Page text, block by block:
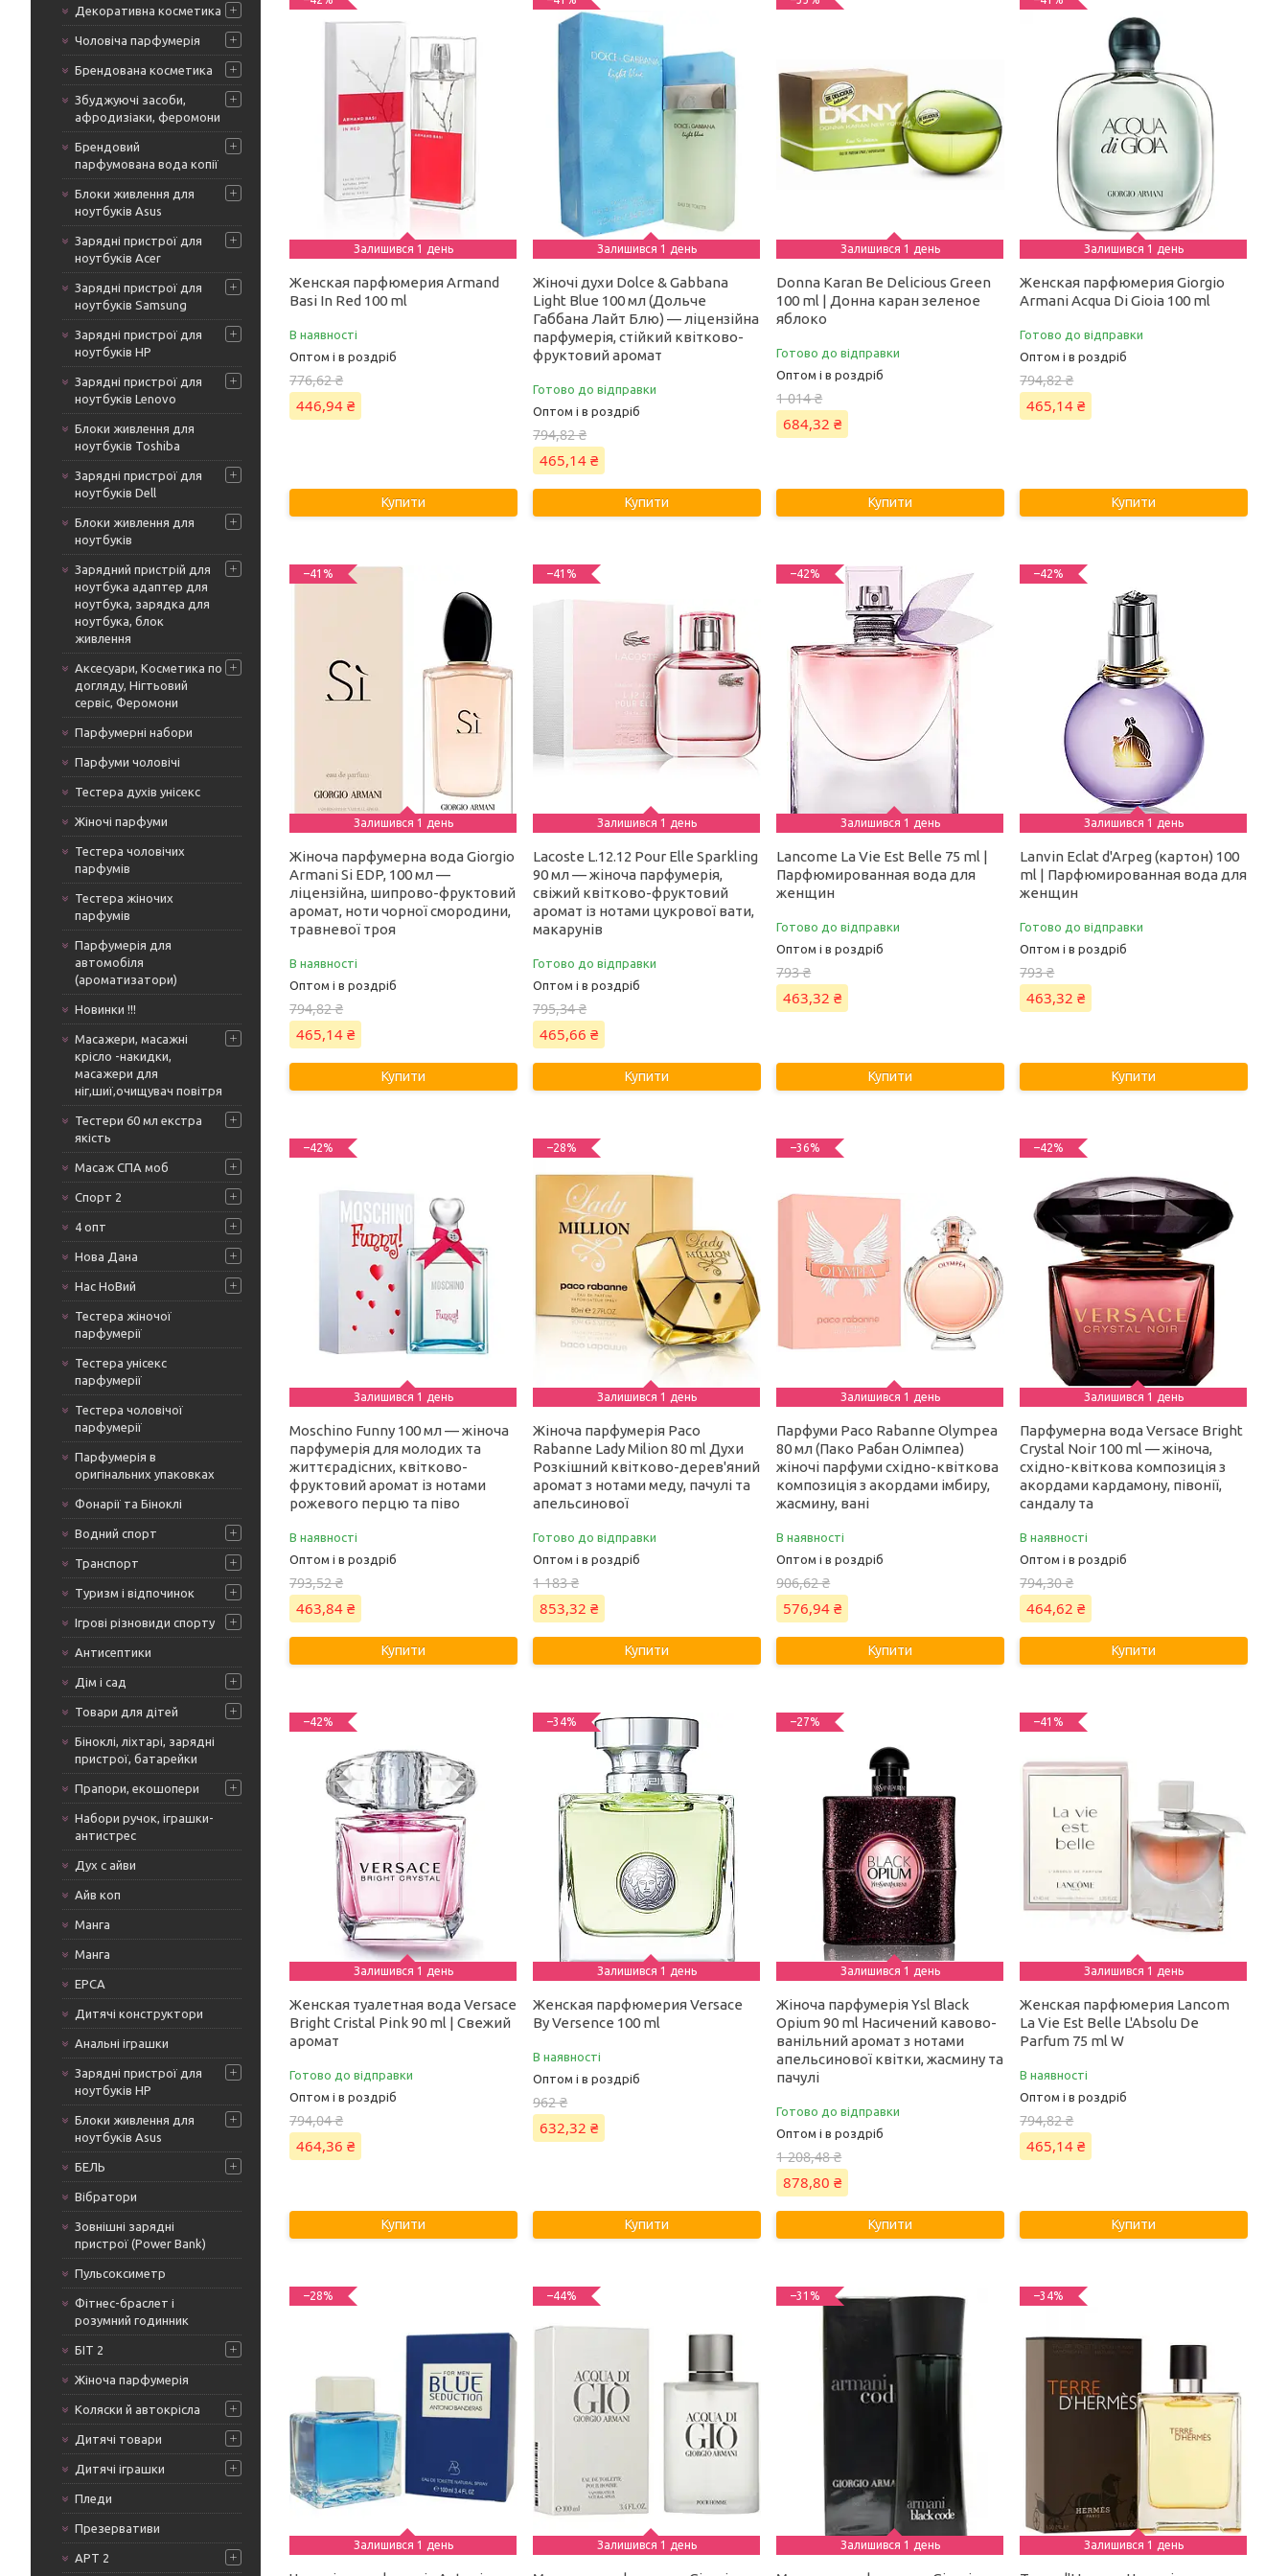
Декоративна косметика
Чоловіча парфумерія
Брендована косметика
Збуджуючі засоби,
афродизіаки, феромони
Брендовий
парфумована вода копії
Блоки живлення для
ноутбуків Asus
Зарядні пристрої для
ноутбуків Acer
Зарядні пристрої для
ноутбуків Samsung
Зарядні пристрої для
ноутбуків HP
Зарядні пристрої для
ноутбуків Lenovo
Блоки живлення для
ноутбуків Toshiba
Зарядні пристрої для
ноутбуків Dell
Блоки живлення для
ноутбуків
Зарядний пристрій для
ноутбука адаптер для
ноутбука, зарядка для
ноутбука, блок
живлення
Аксесуари, Косметика по
догляду, Нігтьовий
сервіс, Феромони
Парфумерні набори
Парфуми чоловічі
Тестера духів унісекс
Жіночі парфуми
Тестера чоловічих
парфумів
Тестера жіночих
парфумів
Парфумерія для
автомобіля
(ароматизатори)
Новинки !!!
Масажери, масажні
крісло -накидки,
масажери для
ніг,шиї,очищувач повітря
Тестери 60 мл екстра
якість
Масаж СПА моб
Спорт 2
4 опт
Нова Дана
Нас НоВий
Тестера жіночої
парфумерії
Тестера унісекс
парфумерії
Тестера чоловічої
парфумерії
Парфумерія в
оригінальних упаковках
Фонарії та Біноклі
Водний спорт
Транспорт
Туризм і відпочинок
Ігрові різновиди спорту
Антисептики
Дім і сад
Товари для дітей
Біноклі, ліхтарі, зарядні
пристрої, батарейки
Прапори, екошопери
Набори ручок, іграшки-
антистрес
Дух с айви
Айв коп
Манга
Манга
ЕРСА
Дитячі конструктори
Анальні іграшки
Зарядні пристрої для
ноутбуків HP
Блоки живлення для
ноутбуків Asus
БЕЛЬ
Вібратори
Зовнішні зарядні
пристрої (Power Bank)
Пульсоксиметр
Фітнес-браслет і
розумний годинник
БІТ 2
Жіноча парфумерія
Коляски й автокрісла
Дитячі товари
Дитячі іграшки
Пледи
Презервативи
АРТ 2
Залишився 1 день
Женская парфюмерия Armand
Basi In Red 100 ml
В наявності
Оптом і в роздріб
776,62 ₴
446,94 ₴
Купити
Залишився 1 день
Жіночі духи Dolce & Gabbana
Light Blue 100 мл (Дольче
Габбана Лайт Блю) — ліцензійна
парфумерія, стійкий квітково-
фруктовий аромат
Готово до відправки
Оптом і в роздріб
794,82 ₴
465,14 ₴
Купити
Залишився 1 день
Donna Karan Be Delicious Green
100 ml | Донна каран зеленое
яблоко
Готово до відправки
Оптом і в роздріб
1 014 ₴
684,32 ₴
Купити
Залишився 1 день
Женская парфюмерия Giorgio
Armani Acqua Di Gioia 100 ml
Готово до відправки
Оптом і в роздріб
794,82 ₴
465,14 ₴
Купити
–41%
Залишився 1 день
Жіноча парфумерна вода Giorgio
Armani Si EDP, 100 мл —
ліцензійна, шипрово-фруктовий
аромат, ноти чорної смородини,
травневої троя
В наявності
Оптом і в роздріб
794,82 ₴
465,14 ₴
Купити
–41%
Залишився 1 день
Lacoste L.12.12 Pour Elle Sparkling
90 мл — жіноча парфумерія,
свіжий квітково-фруктовий
аромат із нотами цукрової вати,
макарунів
Готово до відправки
Оптом і в роздріб
795,34 ₴
465,66 ₴
Купити
–42%
Залишився 1 день
Lancome La Vie Est Belle 75 ml |
Парфюмированная вода для
женщин
Готово до відправки
Оптом і в роздріб
793 ₴
463,32 ₴
Купити
–42%
Залишився 1 день
Lanvin Eclat d'Arpeg (картон) 100
ml | Парфюмированная вода для
женщин
Готово до відправки
Оптом і в роздріб
793 ₴
463,32 ₴
Купити
–42%
Залишився 1 день
Moschino Funny 100 мл — жіноча
парфумерія для молодих та
життєрадісних, квітково-
фруктовий аромат із нотами
рожевого перцю та піво
В наявності
Оптом і в роздріб
793,52 ₴
463,84 ₴
Купити
–28%
Залишився 1 день
Жіноча парфумерія Paco
Rabanne Lady Milion 80 ml Духи
Розкішний квітково-дерев'яний
аромат з нотами меду, пачулі та
апельсинової
Готово до відправки
Оптом і в роздріб
1 183 ₴
853,32 ₴
Купити
–36%
Залишився 1 день
Парфуми Paco Rabanne Olympea
80 мл (Пако Рабан Олімпеа)
жіночі парфуми східно-квіткова
композиція з акордами імбиру,
жасмину, вані
В наявності
Оптом і в роздріб
906,62 ₴
576,94 ₴
Купити
–42%
Залишився 1 день
Парфумерна вода Versace Bright
Crystal Noir 100 ml — жіноча,
східно-квіткова композиція з
акордами кардамону, півонії,
сандалу та
В наявності
Оптом і в роздріб
794,30 ₴
464,62 ₴
Купити
–42%
Залишився 1 день
Женская туалетная вода Versace
Bright Cristal Pink 90 ml | Свежий
аромат
Готово до відправки
Оптом і в роздріб
794,04 ₴
464,36 ₴
Купити
–34%
Залишився 1 день
Женская парфюмерия Versace
By Versence 100 ml
В наявності
Оптом і в роздріб
962 ₴
632,32 ₴
Купити
–27%
Залишився 1 день
Жіноча парфумерія Ysl Black
Opium 90 ml Насичений кавово-
ванільний аромат з нотами
апельсинової квітки, жасмину та
пачулі
Готово до відправки
Оптом і в роздріб
1 208,48 ₴
878,80 ₴
Купити
–41%
Залишився 1 день
Женская парфюмерия Lancom
La Vie Est Belle L'Absolu De
Parfum 75 ml W
В наявності
Оптом і в роздріб
794,82 ₴
465,14 ₴
Купити
–28%
Залишився 1 день
–44%
Залишився 1 день
–31%
Залишився 1 день
–34%
Залишився 1 день